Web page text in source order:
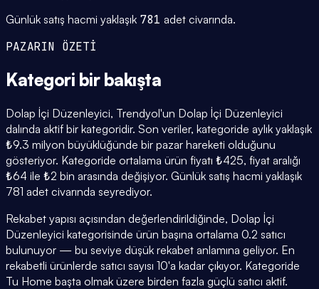
Günlük satış hacmi yaklaşık 781 adet civarında.
PAZARIN ÖZETİ
Kategori bir bakışta
Dolap İçi Düzenleyici, Trendyol'un Dolap İçi Düzenleyici
dalında aktif bir kategoridir. Son veriler, kategoride aylık yaklaşık
₺9.3 milyon büyüklüğünde bir pazar hareketi olduğunu
gösteriyor. Kategoride ortalama ürün fiyatı ₺425, fiyat aralığı
₺64 ile ₺2 bin arasında değişiyor. Günlük satış hacmi yaklaşık
781 adet civarında seyrediyor.
Rekabet yapısı açısından değerlendirildiğinde, Dolap İçi
Düzenleyici kategorisinde ürün başına ortalama 0.2 satıcı
bulunuyor — bu seviye düşük rekabet anlamına geliyor. En
rekabetli ürünlerde satıcı sayısı 10'a kadar çıkıyor. Kategoride
Tu Home başta olmak üzere birden fazla güçlü satıcı aktif.